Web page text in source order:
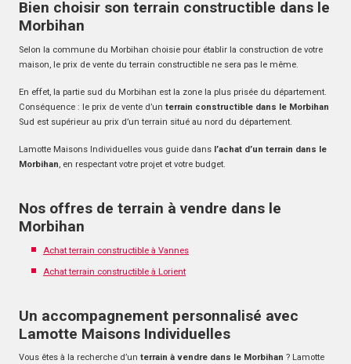
Bien choisir son terrain constructible dans le
Morbihan
Selon la commune du Morbihan choisie pour établir la construction de votre
maison, le prix de vente du terrain constructible ne sera pas le même.
En effet, la partie sud du Morbihan est la zone la plus prisée du département.
Conséquence : le prix de vente d’un terrain constructible dans le Morbihan
Sud est supérieur au prix d’un terrain situé au nord du département.
Lamotte Maisons Individuelles vous guide dans l’achat d’un terrain dans le
Morbihan, en respectant votre projet et votre budget.
Nos offres de terrain à vendre dans le
Morbihan
Achat terrain constructible à Vannes
Achat terrain constructible à Lorient
Un accompagnement personnalisé avec
Lamotte Maisons Individuelles
Vous êtes à la recherche d’un terrain à vendre dans le Morbihan ? Lamotte